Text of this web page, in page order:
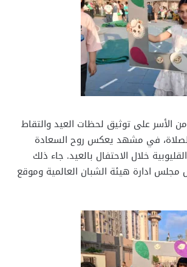
الأسر على توثيق لحظات العيد والتقاط
في مشهد يعكس روح السعادة
خلال الاحتفال بالعيد. جاء ذلك
مجلس ادارة هيئة الشبان العالمية وموقع